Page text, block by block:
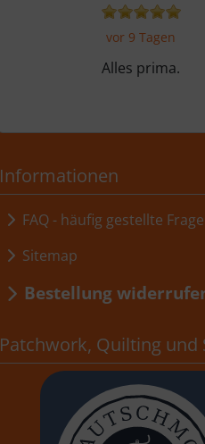
vor 9 Tagen
Alles prima.
Informationen
FAQ - häufig gestellte
Sitemap
Bestellung
Patchwork, Quilting und